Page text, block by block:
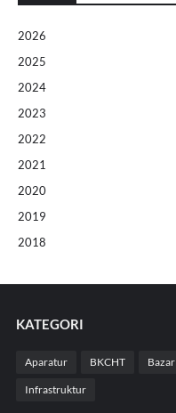
2026
2025
2024
2023
2022
2021
2020
2019
2018
KATEGORI
Aparatur BKCHT Bazar
Infrastruktur